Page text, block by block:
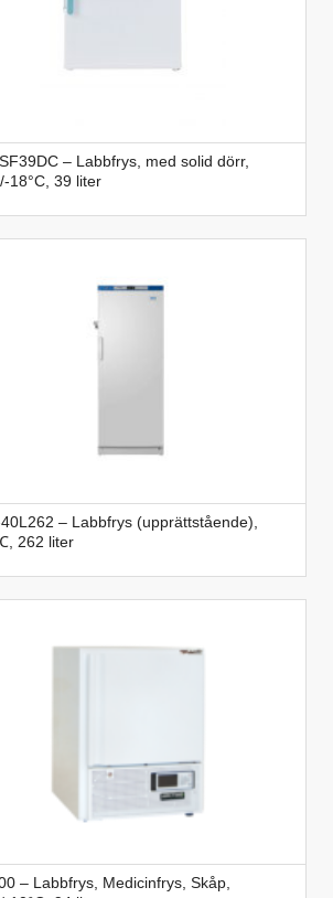
– Labbfrys, med solid dörr,
18°C, 39 liter
– Labbfrys (upprättstående),
262 liter
– Labbfrys, Medicinfrys, Skåp,